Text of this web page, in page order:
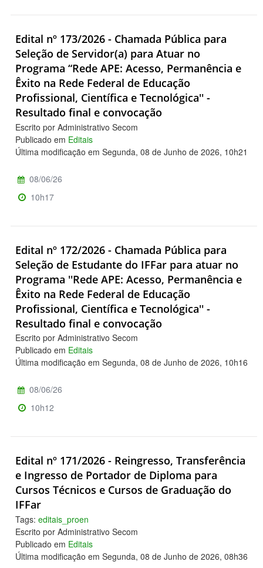
Edital nº 173/2026 - Chamada Pública para
Seleção de Servidor(a) para Atuar no
Programa “Rede APE: Acesso, Permanência e
Êxito na Rede Federal de Educação
Profissional, Científica e Tecnológica'' -
Resultado final e convocação
Escrito por Administrativo Secom
Publicado em Editais
Última modificação em Segunda, 08 de Junho de 2026, 10h21
08/06/26
10h17
Edital nº 172/2026 - Chamada Pública para
Seleção de Estudante do IFFar para atuar no
Programa ''Rede APE: Acesso, Permanência e
Êxito na Rede Federal de Educação
Profissional, Científica e Tecnológica'' -
Resultado final e convocação
Escrito por Administrativo Secom
Publicado em Editais
Última modificação em Segunda, 08 de Junho de 2026, 10h16
08/06/26
10h12
Edital nº 171/2026 - Reingresso, Transferência
e Ingresso de Portador de Diploma para
Cursos Técnicos e Cursos de Graduação do
IFFar
Tags: editais_proen
Escrito por Administrativo Secom
Publicado em Editais
Última modificação em Segunda, 08 de Junho de 2026, 08h36